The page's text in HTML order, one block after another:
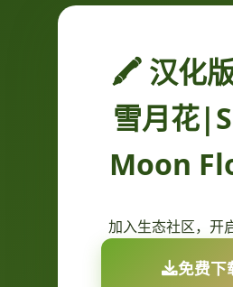
🖍️ 汉化
雪月花
Moon
加入生态社区，开
免费下